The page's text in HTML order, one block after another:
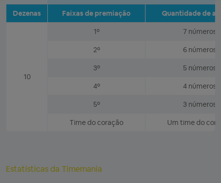
Dezenas Faixas de premiação Quantidade de
10
1º 7 números
2º 6 números
3º 5 números
4º 4 números
5º 3 números
Time do coração Um time do
Estatísticas da Timemania